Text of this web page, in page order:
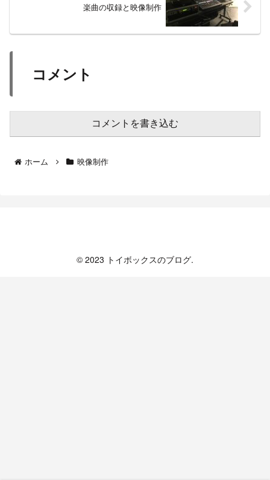
楽曲の収録と映像制作
コメント
コメントを書き込む
ホーム 映像制作
© 2023 トイボックスのブログ.